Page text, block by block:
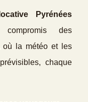
Pyrénées
des
où la météo et les
chaque